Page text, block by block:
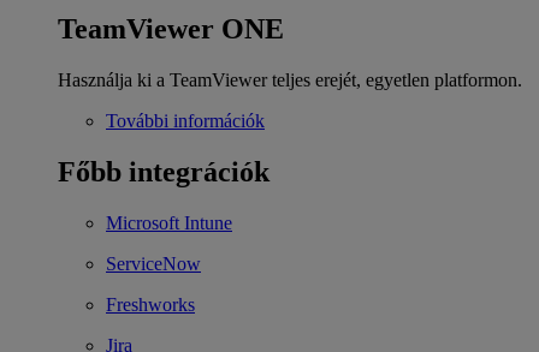
TeamViewer ONE
Használja ki a TeamViewer teljes erejét, egyetlen platformon.
További információk
Főbb integrációk
Microsoft Intune
ServiceNow
Freshworks
Jira